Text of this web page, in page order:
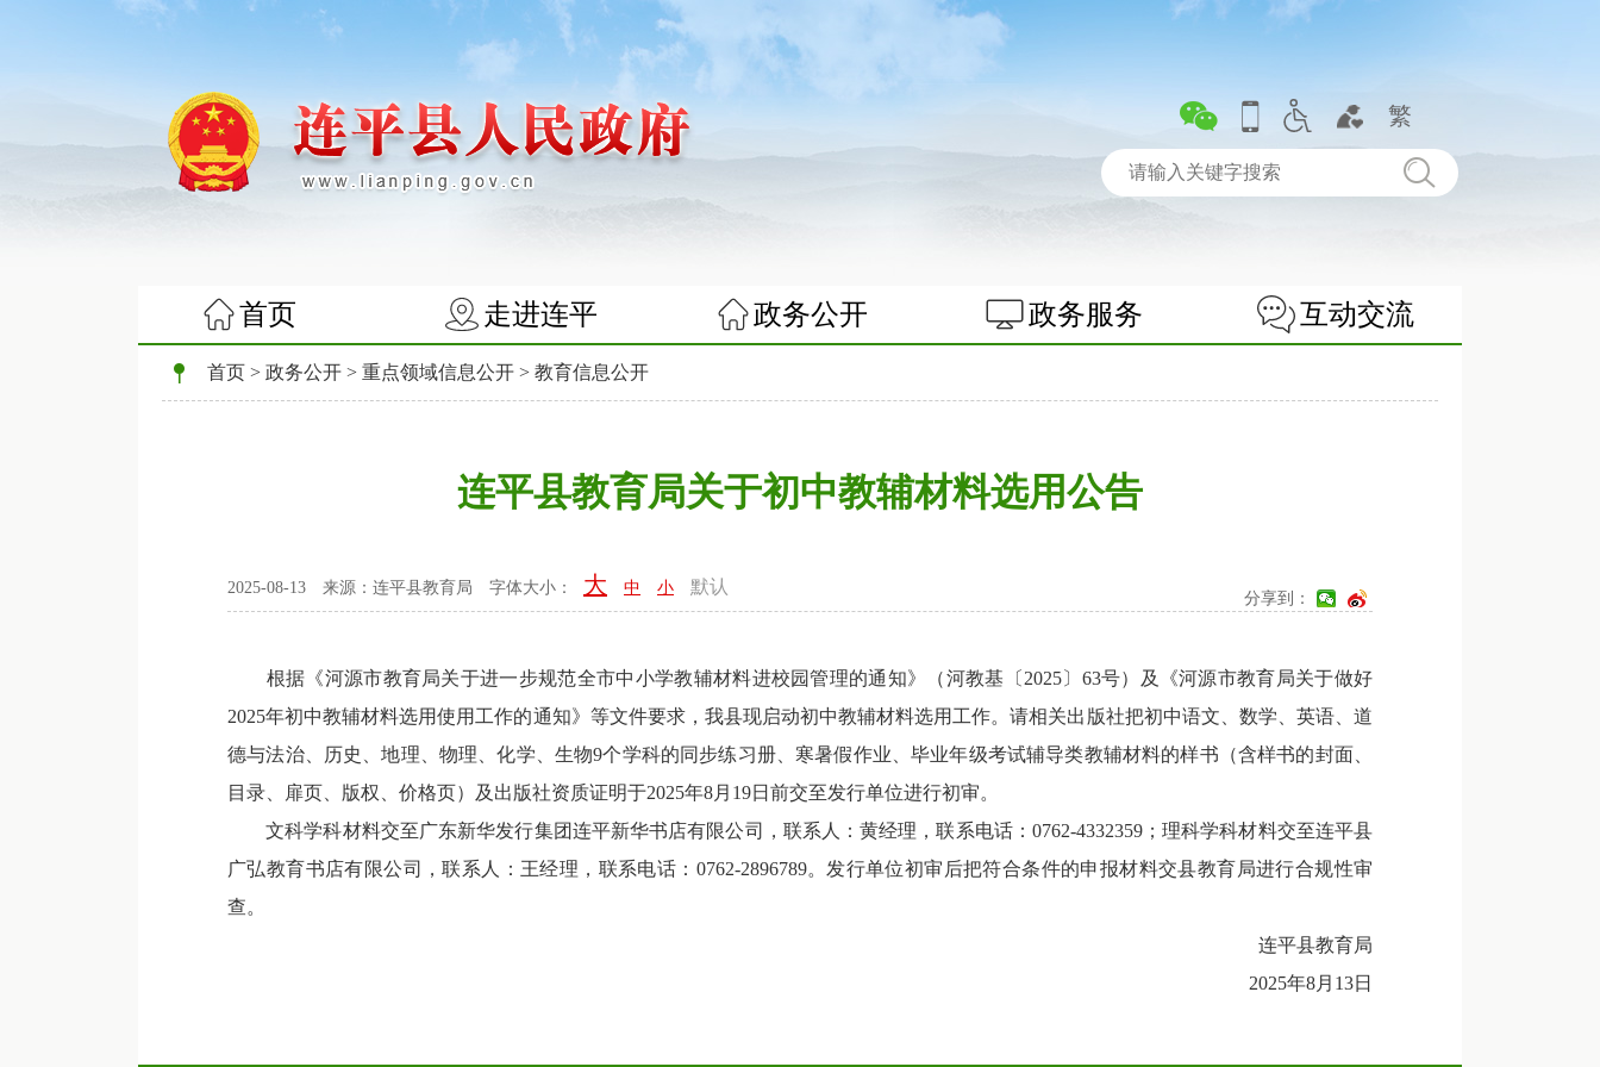
繁
首页 走进连平 政务公开 政务服务 互动交流
首页 > 政务公开 > 重点领域信息公开 > 教育信息公开
连平县教育局关于初中教辅材料选用公告
2025-08-13 来源：连平县教育局 字体大小： 大 中 小 默认
分享到：
根据《河源市教育局关于进一步规范全市中小学教辅材料进校园管理的通知》（河教基〔2025〕63号）及《河源市教育局关于做好
2025年初中教辅材料选用使用工作的通知》等文件要求，我县现启动初中教辅材料选用工作。请相关出版社把初中语文、数学、英语、道
德与法治、历史、地理、物理、化学、生物9个学科的同步练习册、寒暑假作业、毕业年级考试辅导类教辅材料的样书（含样书的封面、
目录、扉页、版权、价格页）及出版社资质证明于2025年8月19日前交至发行单位进行初审。
文科学科材料交至广东新华发行集团连平新华书店有限公司，联系人：黄经理，联系电话：0762-4332359；理科学科材料交至连平县
广弘教育书店有限公司，联系人：王经理，联系电话：0762-2896789。发行单位初审后把符合条件的申报材料交县教育局进行合规性审
查。
连平县教育局
2025年8月13日